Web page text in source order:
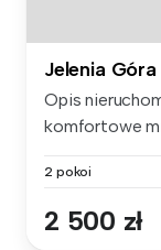
Jelenia Góra
Opis
komfortowe
2 pokoi
2 500 zł